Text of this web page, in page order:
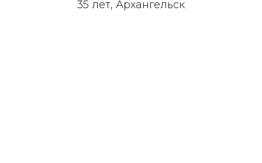
35 лет, Архангельск